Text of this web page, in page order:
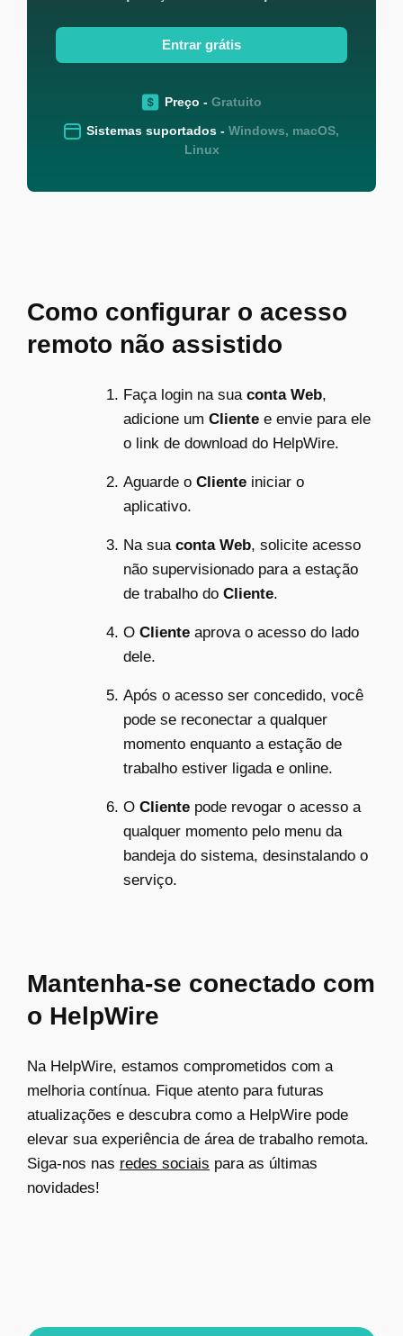
Entrar grátis
Preço - Gratuito
Sistemas suportados - Windows, macOS,
Linux
Como configurar o acesso
remoto não assistido
Faça login na sua conta Web,
adicione um Cliente e envie para ele
o link de download do HelpWire.
Aguarde o Cliente iniciar o
aplicativo.
Na sua conta Web, solicite acesso
não supervisionado para a estação
de trabalho do Cliente.
O Cliente aprova o acesso do lado
dele.
Após o acesso ser concedido, você
pode se reconectar a qualquer
momento enquanto a estação de
trabalho estiver ligada e online.
O Cliente pode revogar o acesso a
qualquer momento pelo menu da
bandeja do sistema, desinstalando o
serviço.
Mantenha-se conectado com
o HelpWire
Na HelpWire, estamos comprometidos com a
melhoria contínua. Fique atento para futuras
atualizações e descubra como a HelpWire pode
elevar sua experiência de área de trabalho remota.
Siga-nos nas redes sociais para as últimas
novidades!